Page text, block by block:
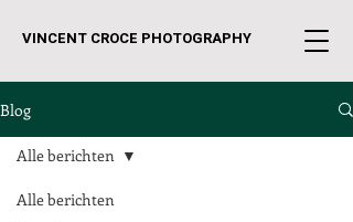
VINCENT CROCE PHOTOGRAPHY
Blog
Alle berichten
Alle berichten